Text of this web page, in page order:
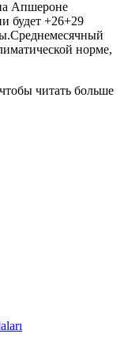
Апшероне
будет +26+29
норме,
читать больше